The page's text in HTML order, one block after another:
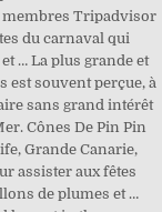
membres Tripadvisor
du carnaval qui
… La plus grande et
est souvent perçue, à
sans grand intérêt
Cônes De Pin Pin
Grande Canarie,
assister aux fêtes
de plumes et …